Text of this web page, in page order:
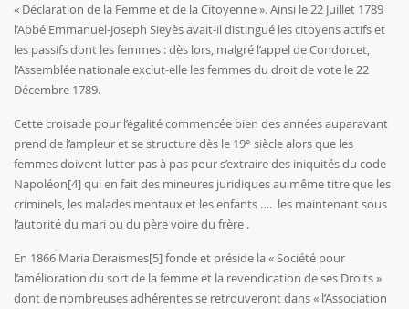
« Déclaration de la Femme et de la Citoyenne ». Ainsi le 22 Juillet 1789
l’Abbé Emmanuel-Joseph Sieyès avait-il distingué les citoyens actifs et
les passifs dont les femmes : dès lors, malgré l’appel de Condorcet,
l’Assemblée nationale exclut-elle les femmes du droit de vote le 22
Décembre 1789.
Cette croisade pour l’égalité commencée bien des années auparavant
prend de l’ampleur et se structure dès le 19° siècle alors que les
femmes doivent lutter pas à pas pour s’extraire des iniquités du code
Napoléon[4]qui en fait des mineures juridiques au même titre que les
criminels, les malades mentaux et les enfants …. les maintenant sous
l’autorité du mari ou du père voire du frère .
En 1866 Maria Deraismes[5]fonde et préside la « Société pour
l’amélioration du sort de la femme et la revendication de ses Droits »
dont de nombreuses adhérentes se retrouveront dans « l’Association